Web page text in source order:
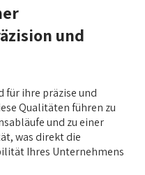
und
für ihre präzise und
Qualitäten führen zu
und zu einer
was direkt die
Ihres Unternehmens